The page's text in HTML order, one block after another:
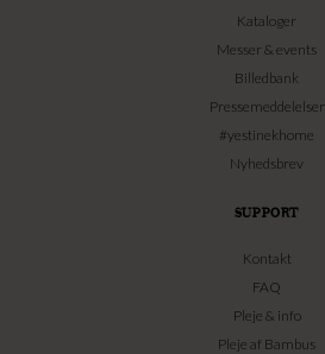
Kataloger
Messer & events
Billedbank
Pressemeddelelser
#yestinekhome
Nyhedsbrev
SUPPORT
Kontakt
FAQ
Pleje & info
Pleje af Bambus